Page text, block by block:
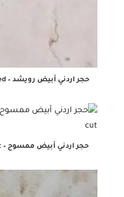
حجر اردني أبيض رويشد – Jordanian stone, White Reweished
حجر اردني أبيض ممسوح – Jordanian stone, White clean cut